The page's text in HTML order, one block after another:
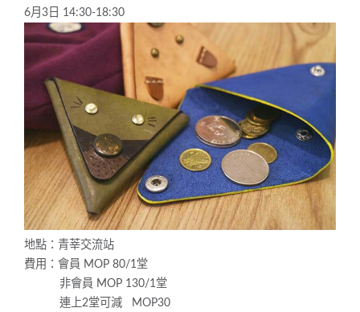
6月3日 14:30-18:30
地點：青莘交流站
費用：會員 MOP 80/1堂
非會員 MOP 130/1堂
連上2堂可減 MOP30